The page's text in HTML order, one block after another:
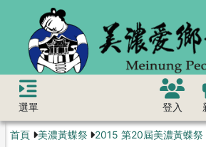
選單 登入
首頁 美濃黃蝶祭 2015 第20屆美濃黃蝶祭